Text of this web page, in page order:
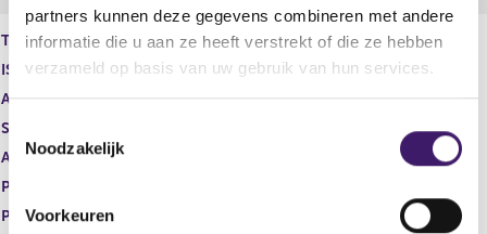
partners kunnen deze gegevens combineren met andere
informatie die u aan ze heeft verstrekt of die ze hebben
verzameld op basis van uw gebruik van hun services.
T
o
e
Noodzakelijk
Voorkeuren
a
a
t
l
a
Type instrument
Gewoon aandeel
ISIN
GB00BDCPN049
Aard transactie
Verwerving
Soort transactie
Aandelenoptie programma
Plaats van handel
Prijs